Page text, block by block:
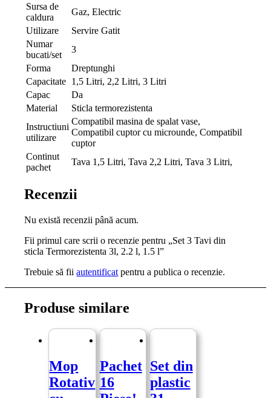
Sursa de
caldura
Gaz, Electric
Utilizare
Servire Gatit
Numar
bucati/set
3
Forma
Dreptunghi
Capacitate 1,5 Litri, 2,2 Litri, 3 Litri
Capac
Da
Material
Sticla termorezistenta
Instructiuni
utilizare
Compatibil masina de spalat vase,
Compatibil cuptor cu microunde, Compatibil
cuptor
Continut
pachet
Tava 1,5 Litri, Tava 2,2 Litri, Tava 3 Litri,
Recenzii
Nu există recenzii până acum.
Fii primul care scrii o recenzie pentru „Set 3 Tavi din
sticla Termorezistenta 3l, 2.2 l, 1.5 l”
Trebuie să fiiautentificat pentru a publica o recenzie.
Produse similare
Mop
Rotativ
Pachet
16
Set din
plastic